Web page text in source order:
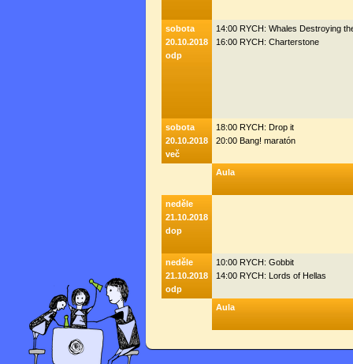
sobota
20.10.2018
odp
14:00 RYCH: Whales Destroying
16:00 RYCH: Charterstone
sobota
20.10.2018
več
18:00 RYCH: Drop it
20:00 Bang! maratón
Aula
neděle
21.10.2018
dop
neděle
21.10.2018
odp
10:00 RYCH: Gobbit
14:00 RYCH: Lords of Hellas
Aula